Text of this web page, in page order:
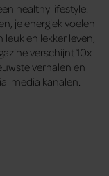
healthy lifestyle.
je energiek voelen
en lekker leven,
verschijnt 10x
verhalen en
media kanalen.